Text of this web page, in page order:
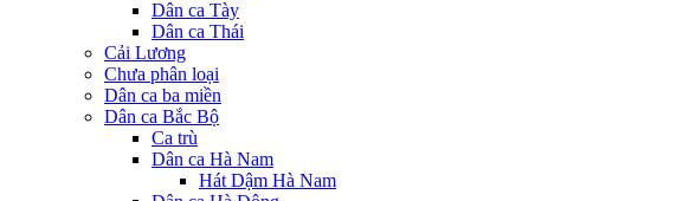
Dân ca Tày
Dân ca Thái
Cải Lương
Chưa phân loại
Dân ca ba miền
Dân ca Bắc Bộ
Ca trù
Dân ca Hà Nam
Hát Dậm Hà Nam